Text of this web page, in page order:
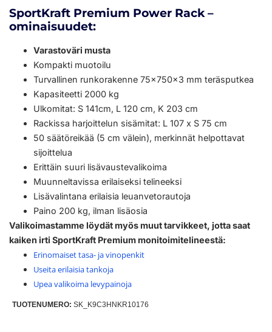
SportKraft Premium Power Rack –
ominaisuudet:
Varastoväri musta
Kompakti muotoilu
Turvallinen runkorakenne 75x750x3 mm teräsputkea
Kapasiteetti 2000 kg
Ulkomitat: S 141cm, L 120 cm, K 203 cm
Rackissa harjoittelun sisämitat: L 107 x S 75 cm
50 säätöreikää (5 cm välein), merkinnät helpottavat
sijoittelua
Erittäin suuri lisävaustevalikoima
Muunneltavissa erilaiseksi telineeksi
Lisävalintana erilaisia leuanvetorautoja
Paino 200 kg, ilman lisäosia
Valikoimastamme löydät myös muut tarvikkeet, jotta saat
kaiken irti SportKraft Premium monitoimitelineestä:
Erinomaiset tasa- ja vinopenkit
Useita erilaisia tankoja
Upea valikoima levypainoja
TUOTENUMERO: SK_K9C3HNKR10176